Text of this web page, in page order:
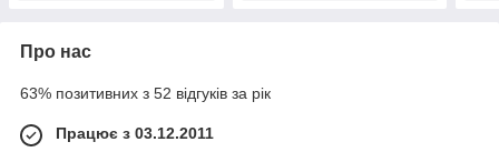
Про нас
63% позитивних з 52 відгуків за рік
Працює з 03.12.2011